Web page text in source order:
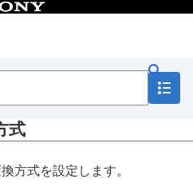
式
方式を設定します。